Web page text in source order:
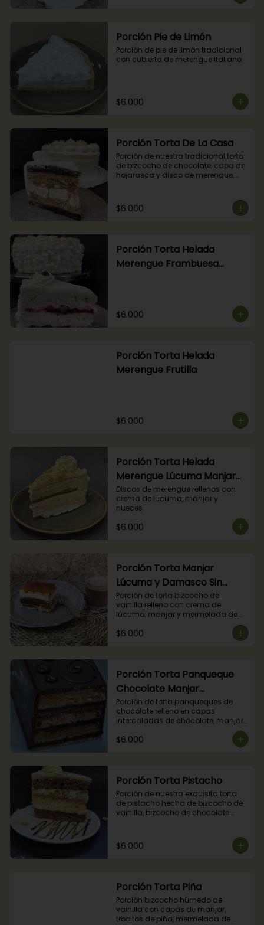
Porción Pie de Limón
Porción de pie de limón tradicional
con cubierta de merengue italiano.
$6.000
Porción Torta De La Casa
Porción de nuestra tradicional torta
de bizcocho de chocolate, capa de
hojarasca y disco de merengue,
$6.000
Porción Torta Helada
Merengue Frambuesa
$6.000
Porción Torta Helada
Merengue Frutilla
$6.000
Porción Torta Helada
Merengue Lúcuma Manjar
Nuez
Discos de merengue rellenos con
crema de lúcuma, manjar y
nueces.
$6.000
Porción Torta Manjar
Lúcuma y Damasco Sin
Azúcar
Porción de torta bizcocho de
vainilla relleno con crema de
lúcuma, manjar y mermelada de
diabéticos).
$6.000
Porción Torta Panqueque
Chocolate Manjar
Frambuesa
Porción de torta panqueques de
chocolate relleno en capas
intercaladas de chocolate, manjar
$6.000
Porción Torta Pistacho
Porción de nuestra exquisita torta
de pistacho hecha de bizcocho de
vainilla, bizcocho de chocolate
crema de pistachos.
$6.000
Porción Torta Piña
Porción bizcocho húmedo de
vainilla con capas de manjar,
trocitos de piña, mermelada de